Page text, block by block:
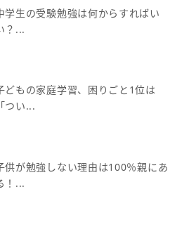
学生の受験勉強は何からすればい
？...
どもの家庭学習、困りごと1位は
「つい...
供が勉強しない理由は100％親にあ
！...